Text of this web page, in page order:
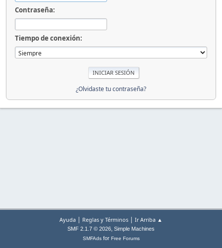
Contraseña:
Tiempo de conexión:
¿Olvidaste tu contraseña?
Ayuda | Reglas y Términos | Ir Arriba ▲
SMF 2.1.7 © 2026, Simple Machines
SMFAdsfor Free Forums